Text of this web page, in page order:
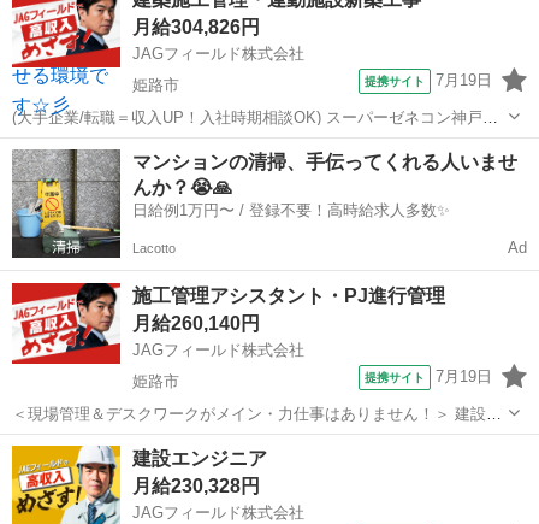
チェンジ例】 ・塾講師 ・...
月給304,826円
JAGフィールド株式会社
姫路市
提携サイト 7月19日
(大手企業/転職＝収入UP！入社時期相談OK) スーパーゼネコン神戸支
店が管轄する工事にて施工管理経験者の募集です。 (担当プロジェク
ト) ・スポーツ施設新築工事 (担当業務) 建築(現場管理) ・安全管理 ・
写真...
兵庫 姫路市
マンションの清掃、手伝ってくれる人いませ
んか？😭🙏
日給例1万円〜 / 登録不要！高時給求人多数✨
Lacotto Ad
施工管理アシスタント・PJ進行管理
月給260,140円
JAGフィールド株式会社
姫路市
提携サイト 7月19日
＜現場管理＆デスクワークがメイン・力仕事はありません！＞ 建設プ
ロジェクトの技術総合職の募集です。 ＜入社後の研修体制＞ 座学講
義・社会人マナー研修・映像研修・ｅラーニング研修・CADスキル研
修・親睦会・キャリア相談・...
兵庫 姫路市 その他
建設エンジニア
月給230,328円
JAGフィールド株式会社